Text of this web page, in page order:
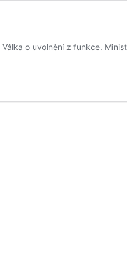
o uvolnění z funkce.